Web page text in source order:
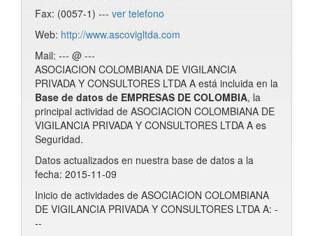
Fax: (0057-1) --- ver telefono
Web: http://www.ascovigltda.com
Mail: --- @ ---
ASOCIACION COLOMBIANA DE VIGILANCIA
PRIVADA Y CONSULTORES LTDA A está incluida en la
Base de datos de EMPRESAS DE COLOMBIA, la
principal actividad de ASOCIACION COLOMBIANA DE
VIGILANCIA PRIVADA Y CONSULTORES LTDA A es
Seguridad.
Datos actualizados en nuestra base de datos a la
fecha: 2015-11-09
Inicio de actividades de ASOCIACION COLOMBIANA
DE VIGILANCIA PRIVADA Y CONSULTORES LTDA A: -
--